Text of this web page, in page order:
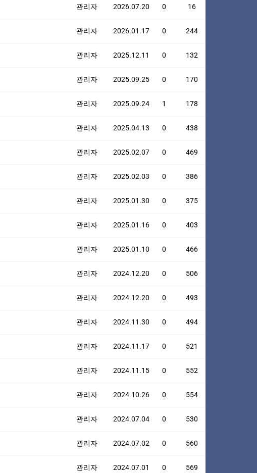
관리자 2026.07.20 0 16
관리자 2026.01.17 0 244
관리자 2025.12.11 0 132
관리자 2025.09.25 0 170
관리자 2025.09.24 1 178
관리자 2025.04.13 0 438
관리자 2025.02.07 0 469
관리자 2025.02.03 0 386
관리자 2025.01.30 0 375
관리자 2025.01.16 0 403
관리자 2025.01.10 0 466
관리자 2024.12.20 0 506
관리자 2024.12.20 0 493
관리자 2024.11.30 0 494
관리자 2024.11.17 0 521
관리자 2024.11.15 0 552
관리자 2024.10.26 0 554
관리자 2024.07.04 0 530
관리자 2024.07.02 0 560
관리자 2024.07.01 0 569